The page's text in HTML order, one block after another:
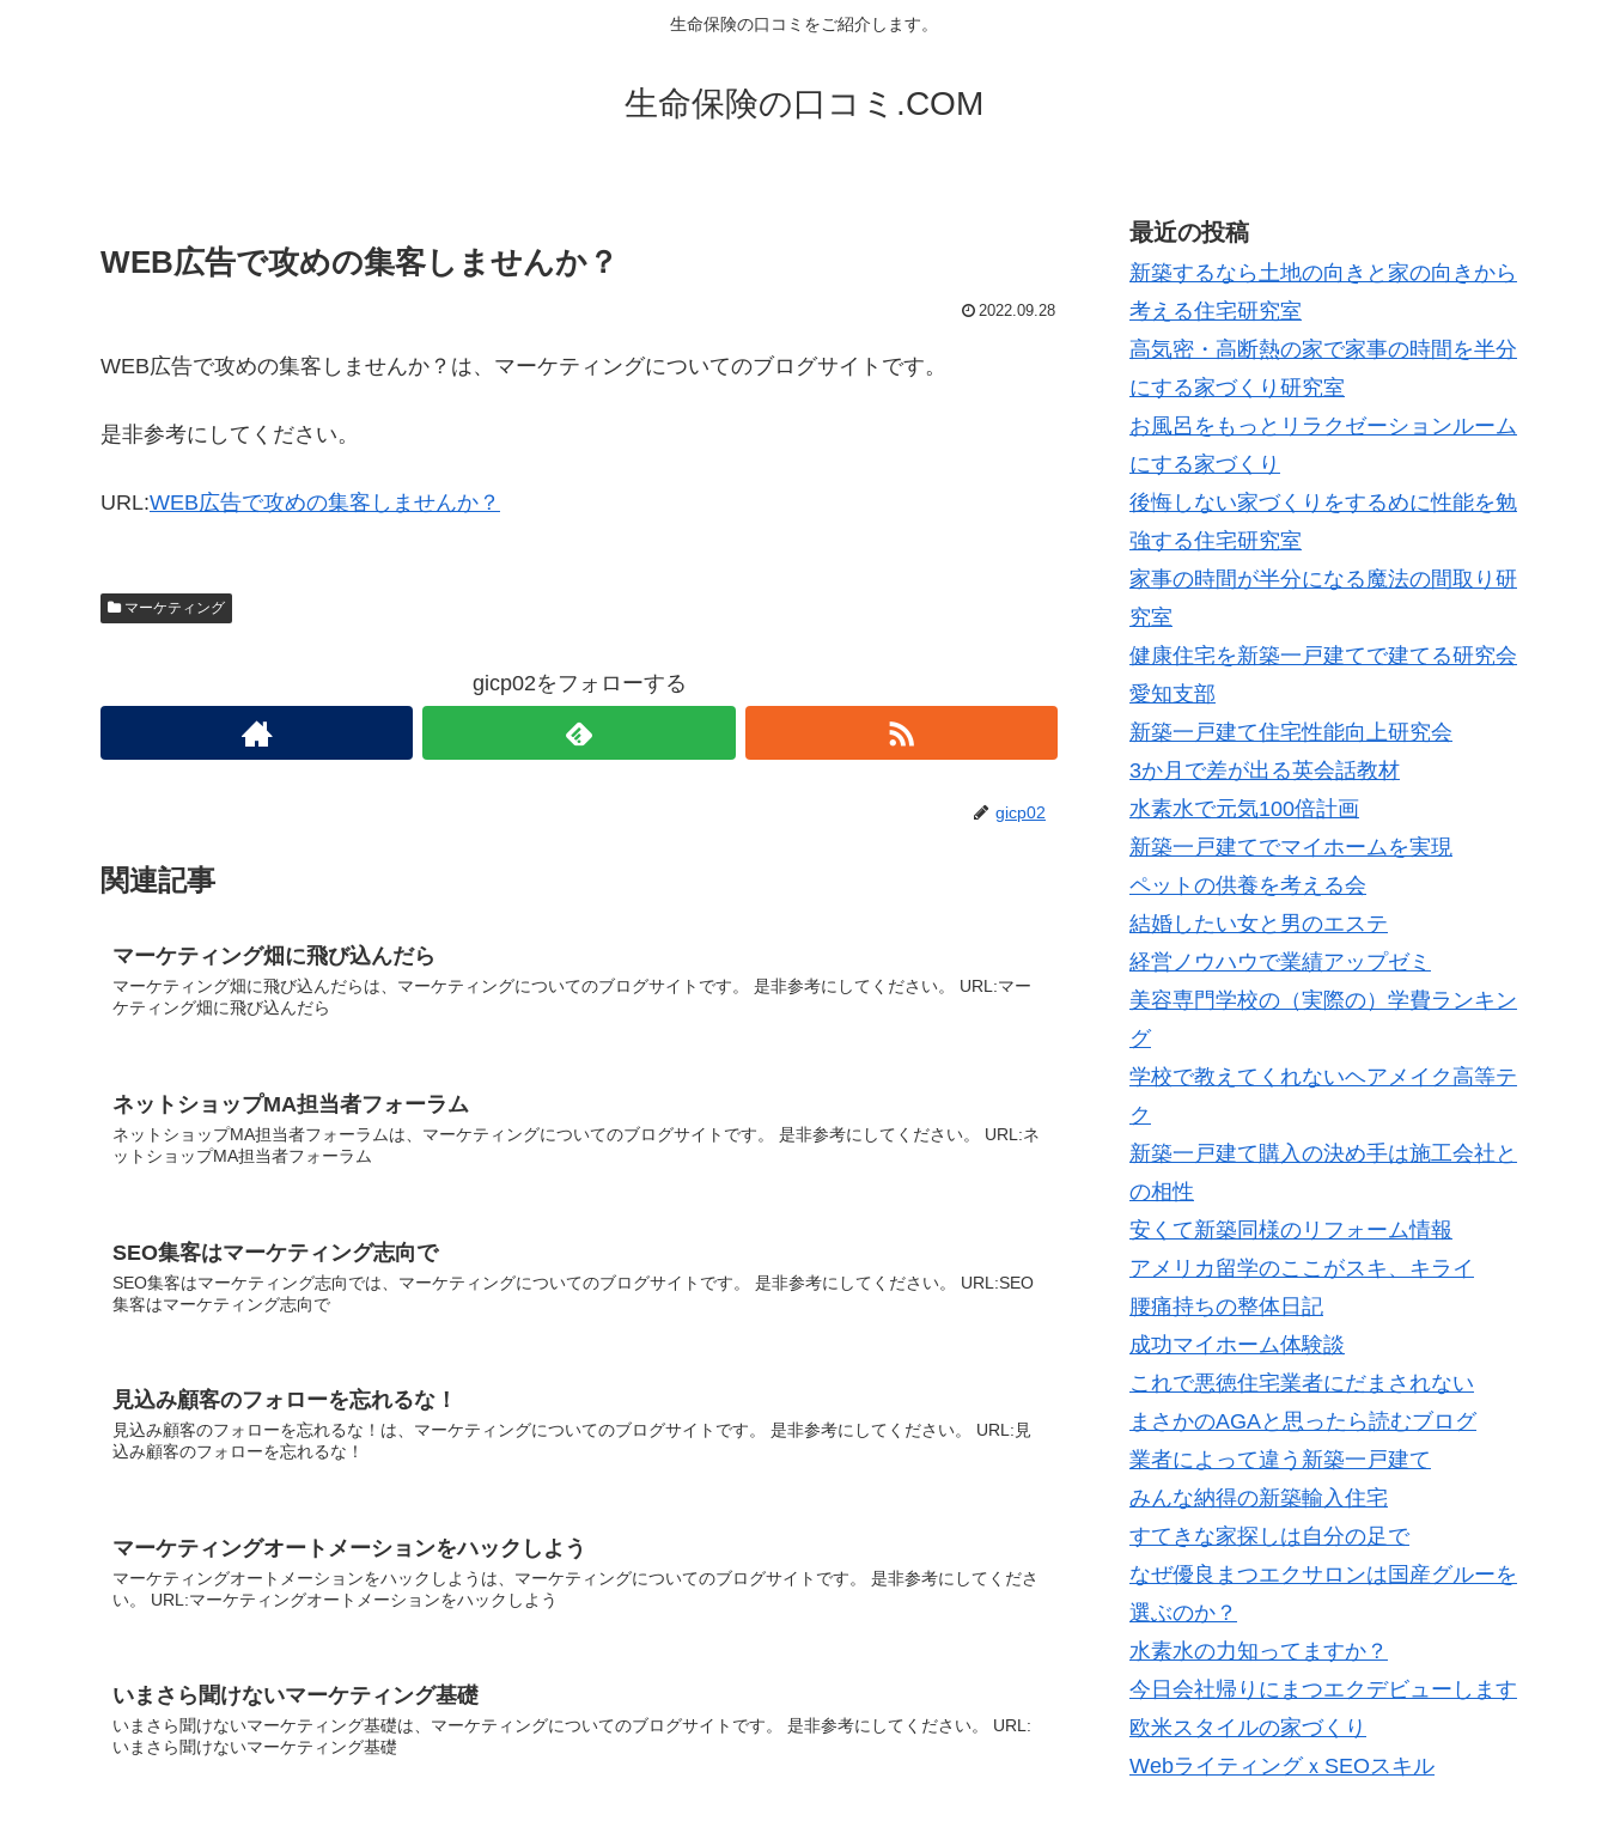
生命保険の口コミをご紹介します。
生命保険の口コミ.COM
WEB広告で攻めの集客しませんか？
2022.09.28
WEB広告で攻めの集客しませんか？は、マーケティングについてのブログサイトです。
是非参考にしてください。
URL:WEB広告で攻めの集客しませんか？
マーケティング
gicp02をフォローする
gicp02
関連記事
マーケティング畑に飛び込んだら
マーケティング畑に飛び込んだらは、マーケティングについてのブログサイトです。 是非参考にしてください。 URL:マー
ケティング畑に飛び込んだら
ネットショップMA担当者フォーラム
ネットショップMA担当者フォーラムは、マーケティングについてのブログサイトです。 是非参考にしてください。 URL:ネ
ットショップMA担当者フォーラム
SEO集客はマーケティング志向で
SEO集客はマーケティング志向では、マーケティングについてのブログサイトです。 是非参考にしてください。 URL:SEO
集客はマーケティング志向で
見込み顧客のフォローを忘れるな！
見込み顧客のフォローを忘れるな！は、マーケティングについてのブログサイトです。 是非参考にしてください。 URL:見
込み顧客のフォローを忘れるな！
マーケティングオートメーションをハックしよう
マーケティングオートメーションをハックしようは、マーケティングについてのブログサイトです。 是非参考にしてくださ
い。 URL:マーケティングオートメーションをハックしよう
いまさら聞けないマーケティング基礎
いまさら聞けないマーケティング基礎は、マーケティングについてのブログサイトです。 是非参考にしてください。 URL:
いまさら聞けないマーケティング基礎
最近の投稿
新築するなら土地の向きと家の向きから
考える住宅研究室
高気密・高断熱の家で家事の時間を半分
にする家づくり研究室
お風呂をもっとリラクゼーションルーム
にする家づくり
後悔しない家づくりをするめに性能を勉
強する住宅研究室
家事の時間が半分になる魔法の間取り研
究室
健康住宅を新築一戸建てで建てる研究会
愛知支部
新築一戸建て住宅性能向上研究会
3か月で差が出る英会話教材
水素水で元気100倍計画
新築一戸建てでマイホームを実現
ペットの供養を考える会
結婚したい女と男のエステ
経営ノウハウで業績アップゼミ
美容専門学校の（実際の）学費ランキン
グ
学校で教えてくれないヘアメイク高等テ
ク
新築一戸建て購入の決め手は施工会社と
の相性
安くて新築同様のリフォーム情報
アメリカ留学のここがスキ、キライ
腰痛持ちの整体日記
成功マイホーム体験談
これで悪徳住宅業者にだまされない
まさかのAGAと思ったら読むブログ
業者によって違う新築一戸建て
みんな納得の新築輸入住宅
すてきな家探しは自分の足で
なぜ優良まつエクサロンは国産グルーを
選ぶのか？
水素水の力知ってますか？
今日会社帰りにまつエクデビューします
欧米スタイルの家づくり
WebライティングｘSEOスキル